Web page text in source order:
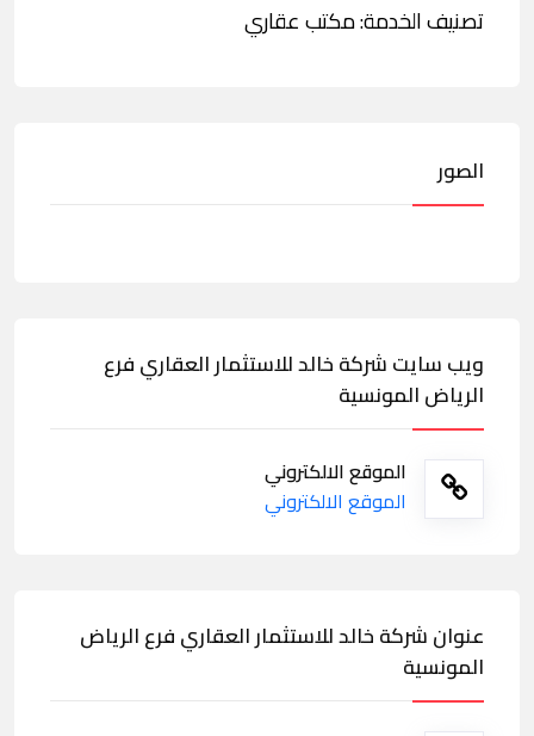
تصنيف الخدمة: مكتب عقاري
الصور
ويب سايت شركة خالد للاستثمار العقاري فرع
الرياض المونسية
الموقع الالكتروني
الموقع الالكتروني
عنوان شركة خالد للاستثمار العقاري فرع الرياض
المونسية